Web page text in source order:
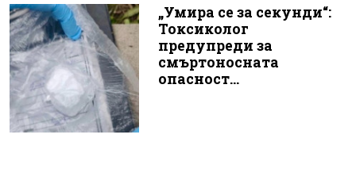
„Умира се за секунди“:
Токсиколог
предупреди за
смъртоносната
опасност...